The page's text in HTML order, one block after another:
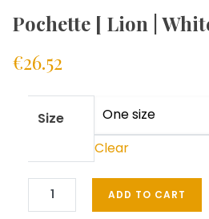
Pochette [ Lion |
€26.52
Size
Clear
ADD TO CART